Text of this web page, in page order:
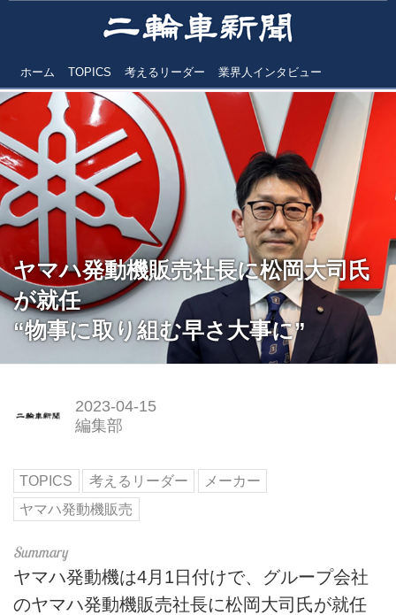
ホーム TOPICS 考えるリーダー 業界人インタビュー
ヤマハ発動機販売社長に松岡大司氏
が就任
“物事に取り組む早さ大事に”
2023-04-15
編集部
TOPICS 考えるリーダー
メーカー
ヤマハ発動機販売
ヤマハ発動機は4月1日付けで、グループ会社
のヤマハ発動機販売社長に松岡大司氏が就任